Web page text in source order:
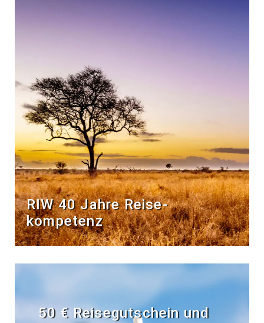
RIW 40 Jahre Reise­
kompetenz
50 € Reisegutschein und